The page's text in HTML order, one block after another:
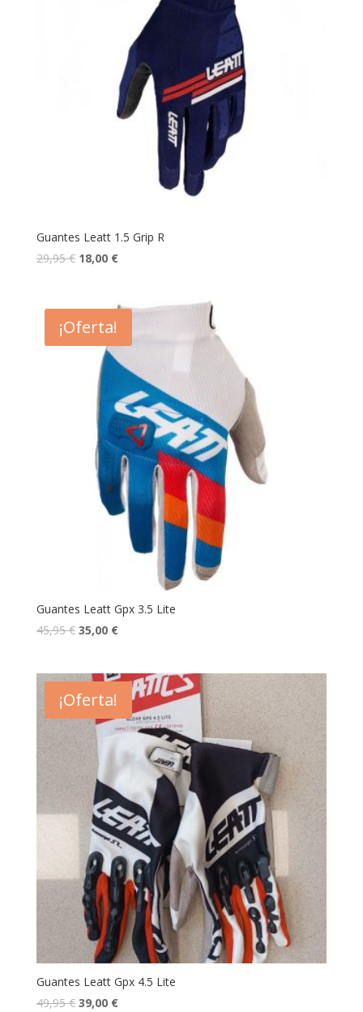
Guantes Leatt 1.5 Grip R
29,95€ 18,00 €
¡Oferta!
Guantes Leatt Gpx 3.5 Lite
45,95€ 35,00 €
¡Oferta!
Guantes Leatt Gpx 4.5 Lite
49,95€ 39,00 €